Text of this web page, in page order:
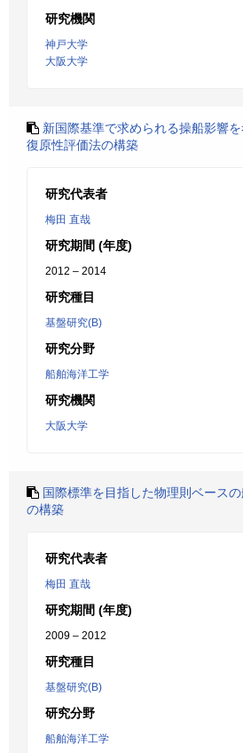
研究機関
神戸大学
大阪大学
新国際基準で求められる操船影響
復原性評価法の構築
研究代表者
梅田 直哉
研究期間 (年度)
2012 – 2014
研究種目
基盤研究(B)
研究分野
船舶海洋工学
研究機関
大阪大学
国際標準を目指した物理則ベース
の構築
研究代表者
梅田 直哉
研究期間 (年度)
2009 – 2012
研究種目
基盤研究(B)
研究分野
船舶海洋工学